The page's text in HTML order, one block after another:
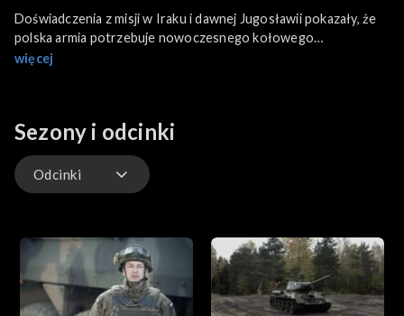
Doświadczenia z misji w Iraku i dawnej Jugosławii pokazały, że
polska armia potrzebuje nowoczesnego kołowego
transportera opancerzonego. Współpraca z Finami
Pokażemy w akcji będące na wyposażeniu 12, Brygady
Zmechanizowanej pojazdy. Opowiedzą o nich żołnierze, którzy
uczestniczyli w zagranicznych misjach.
więcej
Sezony i odcinki
Odcinki